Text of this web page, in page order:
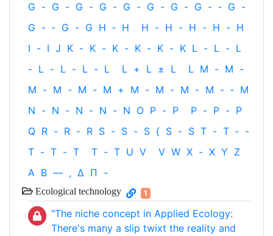
G - G - G - G - G - G - G - G - ‐ G -
G - ‐ G - G H ‐ H H - H - H - H - H
I - I J K - K - K - K - K - K L - L - L
- L - L - L - L L + L ± L L M - M -
M - M - M - M + M - M - M - M - ‐ M
N - N - N - N - N O P - P P - P - P
Q R - R - R S - S - S { S - S T - T ‐ -
T - T - T T - T U V V W X - X Y Z
Α Β — , Δ Π -
Ecological technology 1
"The niche concept in Applied Ecology:
There's many a slip twixt the reality and